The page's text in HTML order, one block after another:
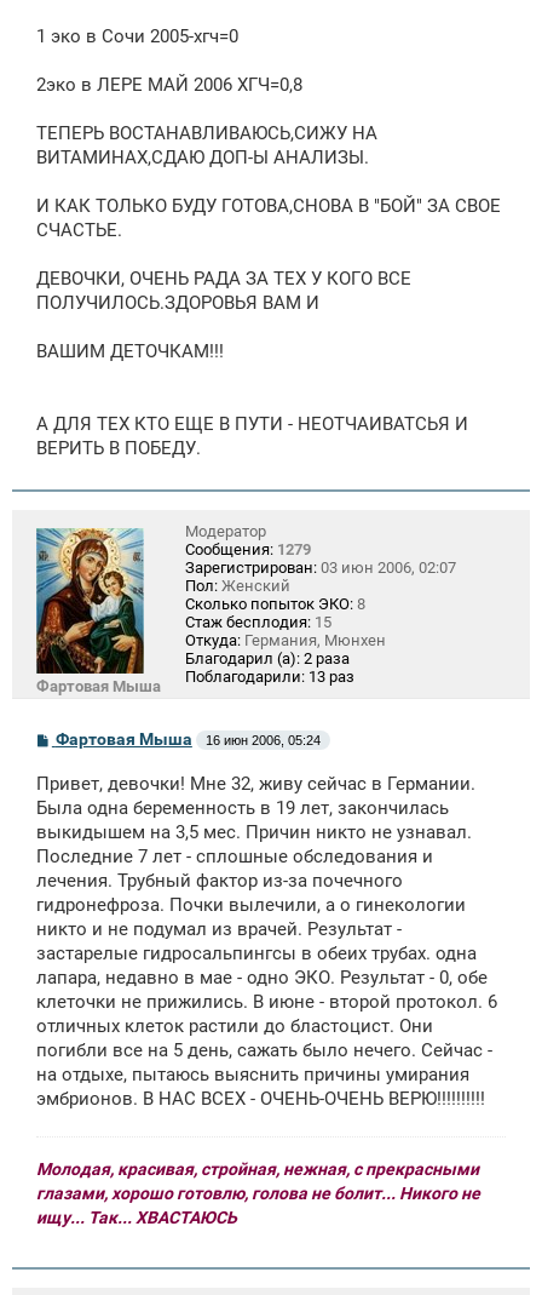
1 эко в Сочи 2005-хгч=0
2эко в ЛЕРЕ МАЙ 2006 ХГЧ=0,8
ТЕПЕРЬ ВОСТАНАВЛИВАЮСЬ,СИЖУ НА
ВИТАМИНАХ,СДАЮ ДОП-Ы АНАЛИЗЫ.
И КАК ТОЛЬКО БУДУ ГОТОВА,СНОВА В "БОЙ" ЗА СВОЕ
СЧАСТЬЕ.
ДЕВОЧКИ, ОЧЕНЬ РАДА ЗА ТЕХ У КОГО ВСЕ
ПОЛУЧИЛОСЬ.ЗДОРОВЬЯ ВАМ И
ВАШИМ ДЕТОЧКАМ!!!
А ДЛЯ ТЕХ КТО ЕЩЕ В ПУТИ - НЕОТЧАИВАТСЬЯ И
ВЕРИТЬ В ПОБЕДУ.
Фартовая Мыша
Модератор
Сообщения: 1279
Зарегистрирован: 03 июн 2006, 02:07
Пол: Женский
Сколько попыток ЭКО: 8
Стаж бесплодия: 15
Откуда: Германия, Мюнхен
Благодарил (а): 2 раза
Поблагодарили: 13 раз
С
о
б
щ
н
и
Фартовая Мыша 16 июн 2006, 05:24
Привет, девочки! Мне 32, живу сейчас в Германии.
Была одна беременность в 19 лет, закончилась
выкидышем на 3,5 мес. Причин никто не узнавал.
Последние 7 лет - сплошные обследования и
лечения. Трубный фактор из-за почечного
гидронефроза. Почки вылечили, а о гинекологии
никто и не подумал из врачей. Результат -
застарелые гидросальпингсы в обеих трубах. одна
лапара, недавно в мае - одно ЭКО. Результат - 0, обе
клеточки не прижились. В июне - второй протокол. 6
отличных клеток растили до бластоцист. Они
погибли все на 5 день, сажать было нечего. Сейчас -
на отдыхе, пытаюсь выяснить причины умирания
эмбрионов. В НАС ВСЕХ - ОЧЕНЬ-ОЧЕНЬ ВЕРЮ!!!!!!!!!!
Молодая, красивая, стройная, нежная, с прекрасными
глазами, хорошо готовлю, голова не болит... Никого не
ищу... Так... ХВАСТАЮСЬ